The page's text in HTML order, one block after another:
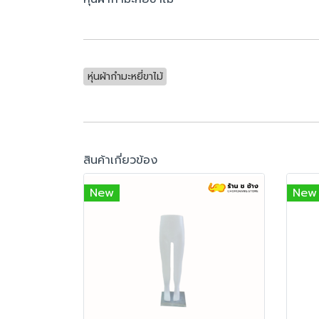
หุ่นผ้ากำมะหยี่ขาไม้
สินค้าเกี่ยวข้อง
New
New